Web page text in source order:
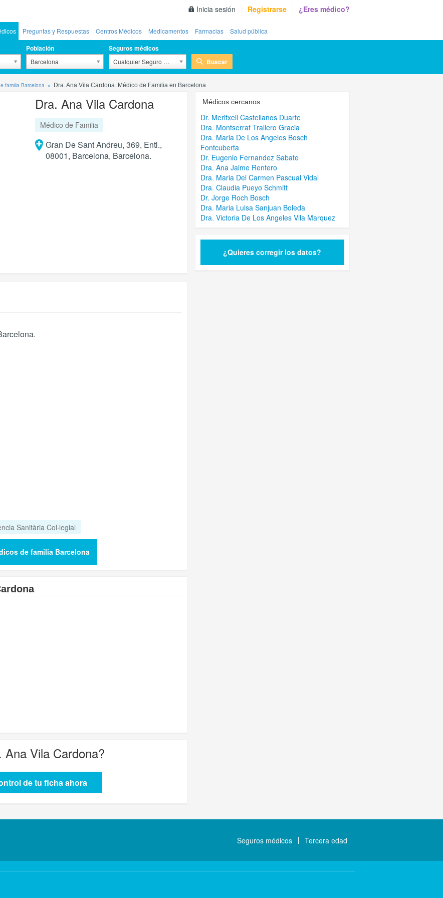
Inicia sesión Registrarse ¿Eres médico?
Preguntas y Respuestas Centros Médicos Medicamentos Farmacias Salud pública
Población
Barcelona
Seguros médicos
Cualquier Seguro Médico Buscar
familia Barcelona Dra. Ana Vila Cardona. Médico de Familia en Barcelona
Dra. Ana Vila Cardona
Médico de Familia
Gran De Sant Andreu, 369, Entl.,
08001, Barcelona, Barcelona.
.
Sanitària Col·legial
de familia Barcelona
Ana Vila Cardona?
de tu ficha ahora
Médicos cercanos
Dr. Meritxell Castellanos Duarte
Dra. Montserrat Trallero Gracia
Dra. Maria De Los Angeles Bosch
Fontcuberta
Dr. Eugenio Fernandez Sabate
Dra. Ana Jaime Rentero
Dra. Maria Del Carmen Pascual Vidal
Dra. Claudia Pueyo Schmitt
Dr. Jorge Roch Bosch
Dra. Maria Luisa Sanjuan Boleda
Dra. Victoria De Los Angeles Vila Marquez
¿Quieres corregir los datos?
Seguros médicos Tercera edad